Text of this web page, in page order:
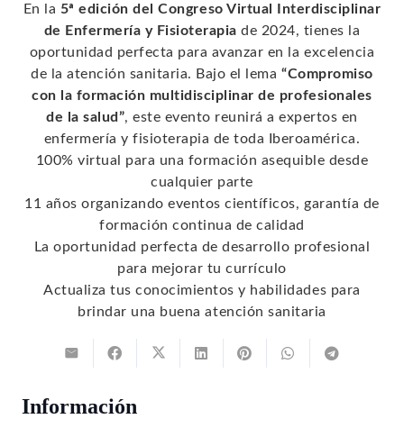
En la 5ª edición del Congreso Virtual Interdisciplinar
de Enfermería y Fisioterapia de 2024, tienes la
oportunidad perfecta para avanzar en la excelencia
de la atención sanitaria. Bajo el lema “Compromiso
con la formación multidisciplinar de profesionales
de la salud”, este evento reunirá a expertos en
enfermería y fisioterapia de toda Iberoamérica.
100% virtual para una formación asequible desde
cualquier parte
11 años organizando eventos científicos, garantía de
formación continua de calidad
La oportunidad perfecta de desarrollo profesional
para mejorar tu currículo
Actualiza tus conocimientos y habilidades para
brindar una buena atención sanitaria
Información